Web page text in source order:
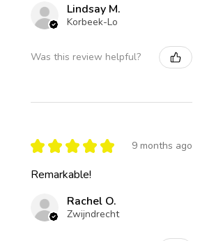
Lindsay M.
Korbeek-Lo
Was this review helpful?
★ ★ ★ ★ ★ 9 months ago
Remarkable!
Rachel O.
Zwijndrecht